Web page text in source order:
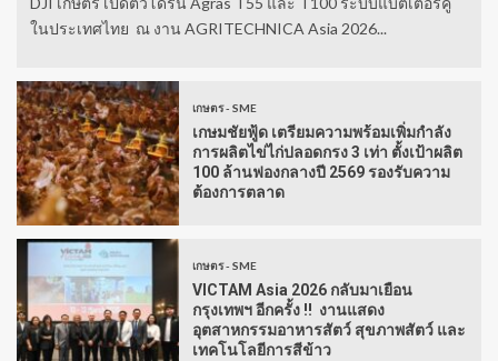
ในประเทศไทย ณ งาน AGRITECHNICA Asia 2026...
เกษตร - SME
เกษมชัยฟู้ด เตรียมความพร้อมเพิ่มกำลัง
การผลิตไข่ไก่ปลอดกรง 3 เท่า ตั้งเป้าผลิต
100 ล้านฟองกลางปี 2569 รองรับความ
ต้องการตลาด
เกษตร - SME
VICTAM Asia 2026 กลับมาเยือน
กรุงเทพฯ อีกครั้ง !! งานแสดง
อุตสาหกรรมอาหารสัตว์ สุขภาพสัตว์ และ
เทคโนโลยีการสีข้าว